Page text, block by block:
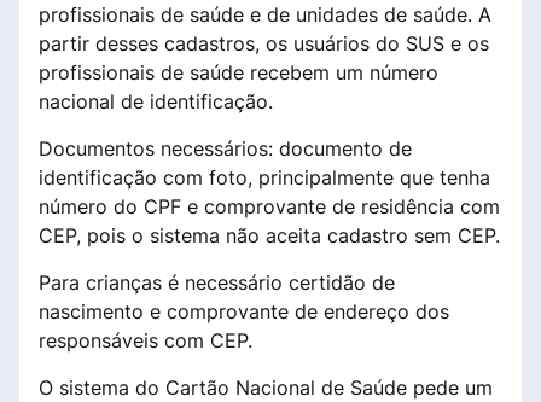
profissionais de saúde e de unidades de saúde. A
partir desses cadastros, os usuários do SUS e os
profissionais de saúde recebem um número
nacional de identificação.
Documentos necessários: documento de
identificação com foto, principalmente que tenha
número do CPF e comprovante de residência com
CEP, pois o sistema não aceita cadastro sem CEP.
Para crianças é necessário certidão de
nascimento e comprovante de endereço dos
responsáveis com CEP.
O sistema do Cartão Nacional de Saúde pede um